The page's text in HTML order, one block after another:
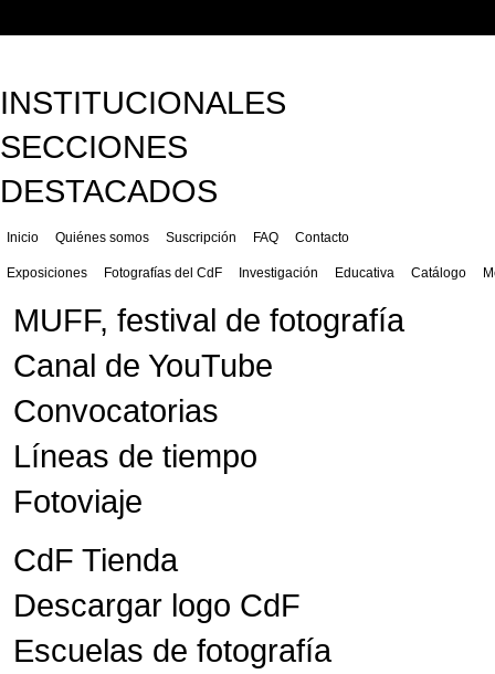
INSTITUCIONALES
SECCIONES
DESTACADOS
Inicio Quiénes somos Suscripción FAQ Contacto
Exposiciones Fotografías del CdF Investigación Educativa Catálogo
MUFF, festival de fotografía
Canal de YouTube
Convocatorias
Líneas de tiempo
Fotoviaje
CdF Tienda
Descargar logo CdF
Escuelas de fotografía